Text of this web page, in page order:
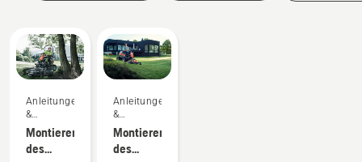
Anleitungen
&
Leitfäden
Montieren
des
Anleitungen
&
Leitfäden
Montieren
des